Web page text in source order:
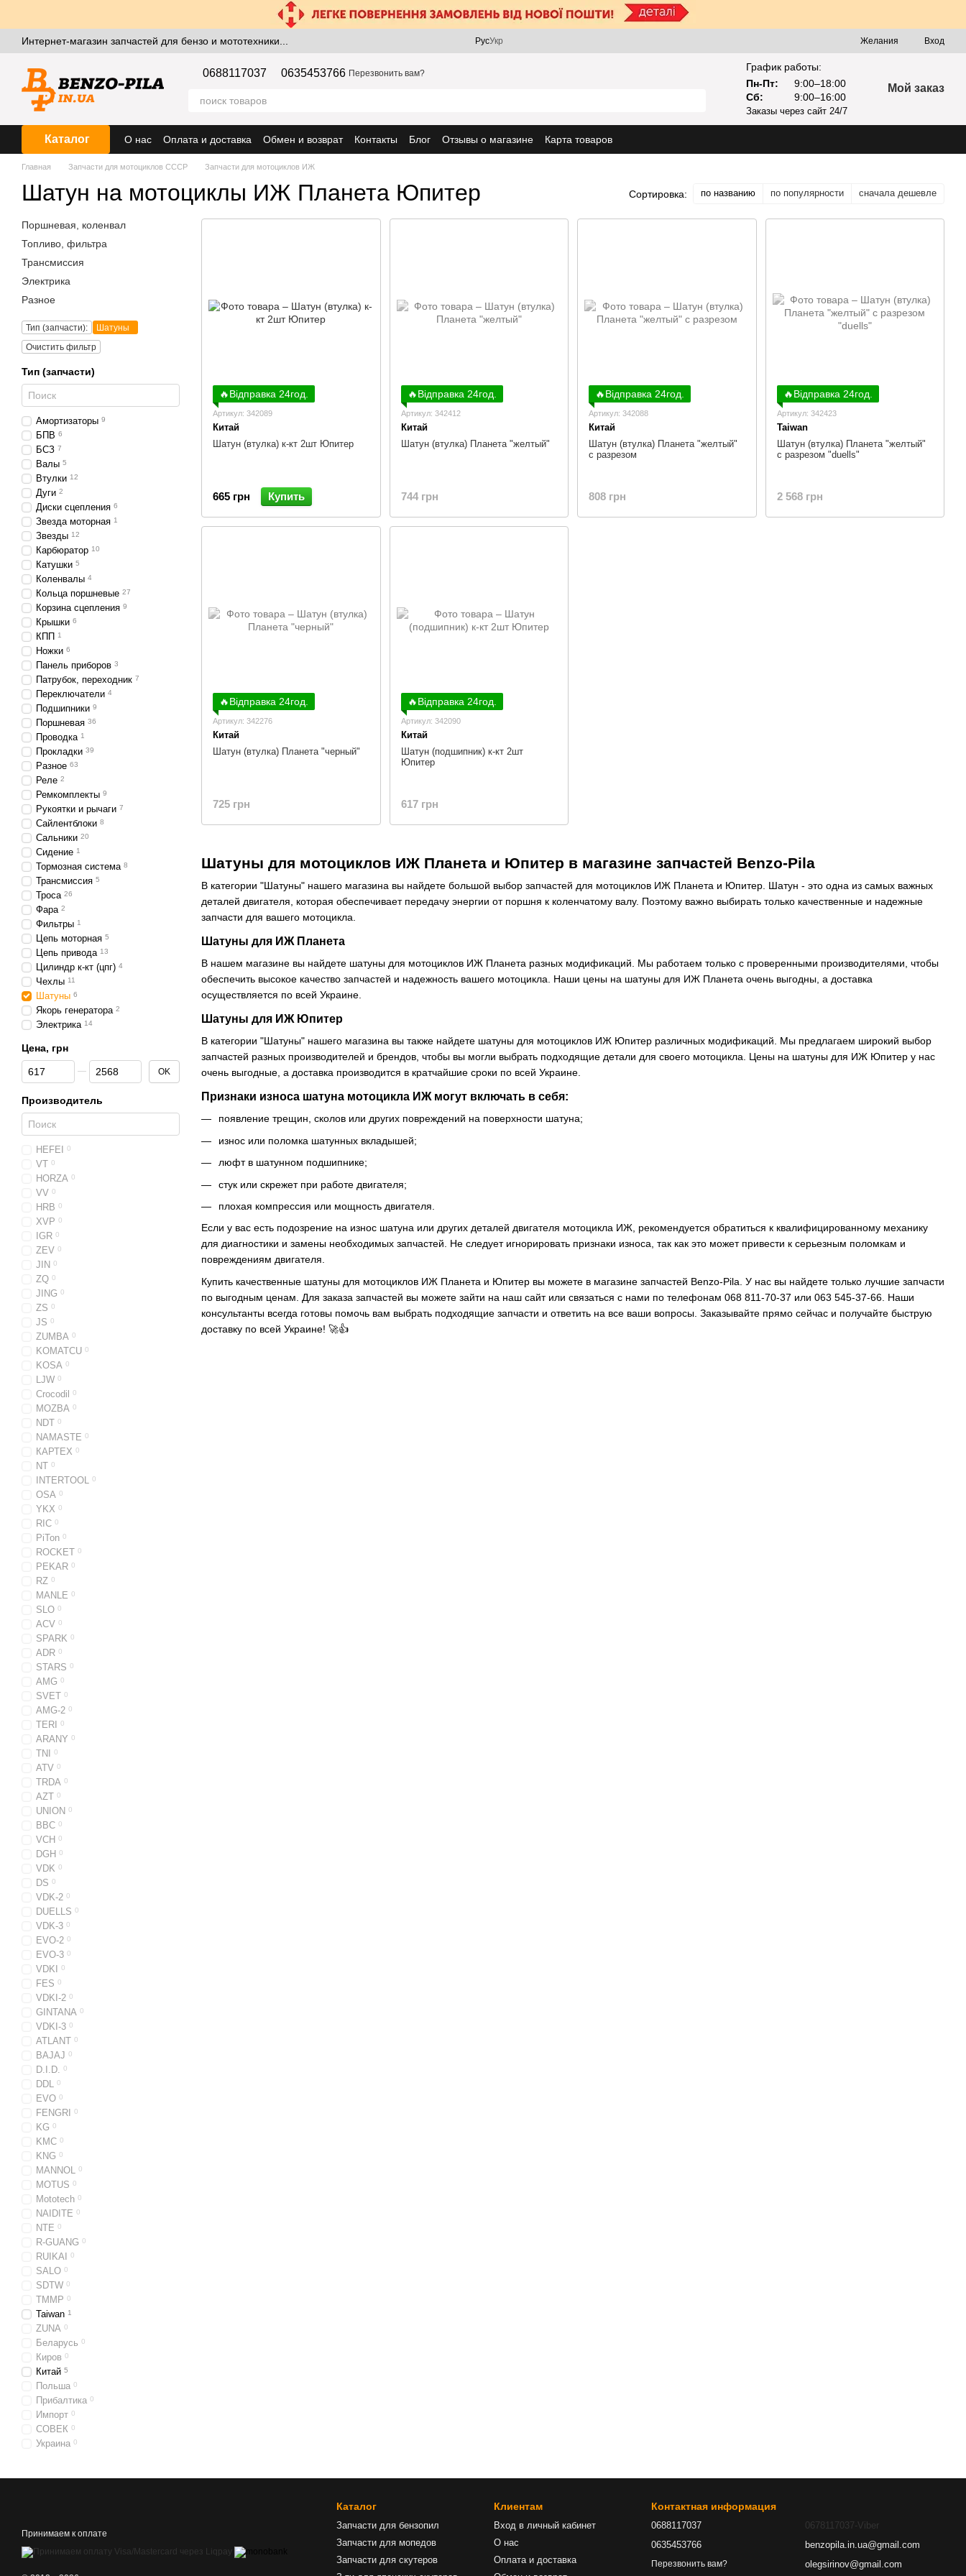
Интернет-магазин запчастей для бензо и мототехники... РусУкр Желания Вход
0688117037 0635453766 Перезвонить вам?
График работы:
Пн-Пт:
9:00–18:00
Сб:
9:00–16:00
Заказы через сайт 24/7
Мой заказ
Каталог О нас Оплата и доставка Обмен и возврат Контакты Блог Отзывы о магазине Карта товаров
Главная Запчасти для мотоциклов СССР Запчасти для мотоциклов ИЖ
Шатун на мотоциклы ИЖ Планета Юпитер Сортировка: по названию по популярности сначала дешевле
Шатуны для мотоциклов ИЖ Планета и Юпитер в магазине запчастей Benzo-Pila
В категории "Шатуны" нашего магазина вы найдете большой выбор запчастей для мотоциклов ИЖ Планета и Юпитер. Шатун - это одна из самых важных
деталей двигателя, которая обеспечивает передачу энергии от поршня к коленчатому валу. Поэтому важно выбирать только качественные и надежные
запчасти для вашего мотоцикла.
Шатуны для ИЖ Планета
В нашем магазине вы найдете шатуны для мотоциклов ИЖ Планета разных модификаций. Мы работаем только с проверенными производителями, чтобы
обеспечить высокое качество запчастей и надежность вашего мотоцикла. Наши цены на шатуны для ИЖ Планета очень выгодны, а доставка
осуществляется по всей Украине.
Шатуны для ИЖ Юпитер
В категории "Шатуны" нашего магазина вы также найдете шатуны для мотоциклов ИЖ Юпитер различных модификаций. Мы предлагаем широкий выбор
запчастей разных производителей и брендов, чтобы вы могли выбрать подходящие детали для своего мотоцикла. Цены на шатуны для ИЖ Юпитер у нас
очень выгодные, а доставка производится в кратчайшие сроки по всей Украине.
Признаки износа шатуна мотоцикла ИЖ могут включать в себя:
появление трещин, сколов или других повреждений на поверхности шатуна;
износ или поломка шатунных вкладышей;
люфт в шатунном подшипнике;
стук или скрежет при работе двигателя;
плохая компрессия или мощность двигателя.
Если у вас есть подозрение на износ шатуна или других деталей двигателя мотоцикла ИЖ, рекомендуется обратиться к квалифицированному механику
для диагностики и замены необходимых запчастей. Не следует игнорировать признаки износа, так как это может привести к серьезным поломкам и
повреждениям двигателя.
Купить качественные шатуны для мотоциклов ИЖ Планета и Юпитер вы можете в магазине запчастей Benzo-Pila. У нас вы найдете только лучшие запчасти
по выгодным ценам. Для заказа запчастей вы можете зайти на наш сайт или связаться с нами по телефонам 068 811-70-37 или 063 545-37-66. Наши
консультанты всегда готовы помочь вам выбрать подходящие запчасти и ответить на все ваши вопросы. Заказывайте прямо сейчас и получайте быструю
доставку по всей Украине! 🚀👍
🔥Відправка 24год.
Артикул: 342089
Китай
Шатун (втулка) к-кт 2шт Юпитер
665 грн Купить
🔥Відправка 24год.
Артикул: 342412
Китай
Шатун (втулка) Планета "желтый"
744 грн
🔥Відправка 24год.
Артикул: 342088
Китай
Шатун (втулка) Планета "желтый"
с разрезом
808 грн
🔥Відправка 24год.
Артикул: 342423
Taiwan
Шатун (втулка) Планета "желтый"
с разрезом "duells"
2 568 грн
🔥Відправка 24год.
Артикул: 342276
Китай
Шатун (втулка) Планета "черный"
725 грн
🔥Відправка 24год.
Артикул: 342090
Китай
Шатун (подшипник) к-кт 2шт
Юпитер
617 грн
Поршневая, коленвал
Топливо, фильтра
Трансмиссия
Электрика
Разное
Тип (запчасти):
Шатуны
Очистить фильтр
Тип (запчасти)
Амортизаторы 9
БПВ 6
БСЗ 7
Валы 5
Втулки 12
Дуги 2
Диски сцепления 6
Звезда моторная 1
Звезды 12
Карбюратор 10
Катушки 5
Коленвалы 4
Кольца поршневые 27
Корзина сцепления 9
Крышки 6
КПП 1
Ножки 6
Панель приборов 3
Патрубок, переходник 7
Переключатели 4
Подшипники 9
Поршневая 36
Проводка 1
Прокладки 39
Разное 63
Реле 2
Ремкомплекты 9
Рукоятки и рычаги 7
Сайлентблоки 8
Сальники 20
Сидение 1
Тормозная система 8
Трансмиссия 5
Троса 26
Фара 2
Фильтры 1
Цепь моторная 5
Цепь привода 13
Цилиндр к-кт (цпг) 4
Чехлы 11
Шатуны 6
Якорь генератора 2
Электрика 14
Цена, грн
От Цена, грн
До Цена, грн OK
Производитель
HEFEI 0
VT 0
HORZA 0
VV 0
HRB 0
XVP 0
IGR 0
ZEV 0
JIN 0
ZQ 0
JING 0
ZS 0
JS 0
ZUMBA 0
KOMATCU 0
KOSA 0
LJW 0
Crocodil 0
MOZBA 0
NDT 0
NAMASTE 0
КАРТЕХ 0
NT 0
INTERTOOL 0
OSA 0
YKX 0
RIC 0
PiTon 0
ROCKET 0
PEKAR 0
RZ 0
MANLE 0
SLO 0
ACV 0
SPARK 0
ADR 0
STARS 0
AMG 0
SVET 0
AMG-2 0
TERI 0
ARANY 0
TNI 0
ATV 0
TRDA 0
AZT 0
UNION 0
BBC 0
VCH 0
DGH 0
VDK 0
DS 0
VDK-2 0
DUELLS 0
VDK-3 0
EVO-2 0
EVO-3 0
VDKI 0
FES 0
VDKI-2 0
GINTANA 0
VDKI-3 0
ATLANT 0
BAJAJ 0
D.I.D. 0
DDL 0
EVO 0
FENGRI 0
KG 0
KMC 0
KNG 0
MANNOL 0
MOTUS 0
Mototech 0
NAIDITE 0
NTE 0
R-GUANG 0
RUIKAI 0
SALO 0
SDTW 0
TMMP 0
Taiwan 1
ZUNA 0
Беларусь 0
Киров 0
Китай 5
Польша 0
Прибалтика 0
Импорт 0
СОВЕК 0
Украина 0
Принимаем к оплате
Каталог
Запчасти для бензопил
Запчасти для мопедов
Запчасти для скутеров
Клиентам
Вход в личный кабинет
О нас
Оплата и доставка
Контактная информация
0688117037
0635453766
Перезвонить вам?
0678117037-Viber
benzopila.in.ua@gmail.com
olegsirinov@gmail.com